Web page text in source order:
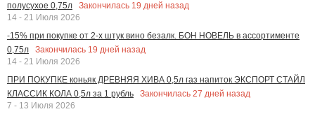
полусухое 0,75л
Закончилась 19 дней назад
14 - 21 Июля 2026
-15% при покупке от 2-х штук вино безалк. БОН НОВЕЛЬ в ассортименте
0,75л
Закончилась 19 дней назад
14 - 21 Июля 2026
ПРИ ПОКУПКЕ коньяк ДРЕВНЯЯ ХИВА 0,5л газ напиток ЭКСПОРТ СТАЙЛ
КЛАССИК КОЛА 0,5л за 1 рубль
Закончилась 27 дней назад
7 - 13 Июля 2026